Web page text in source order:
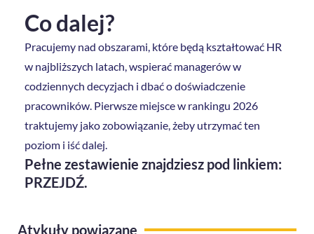
Co dalej?
Pracujemy nad obszarami, które będą kształtować HR
w najbliższych latach, wspierać managerów w
codziennych decyzjach i dbać o doświadczenie
pracowników. Pierwsze miejsce w rankingu 2026
traktujemy jako zobowiązanie, żeby utrzymać ten
poziom i iść dalej.
Pełne zestawienie znajdziesz pod linkiem:
PRZEJDŹ.
Atykuły powiązane